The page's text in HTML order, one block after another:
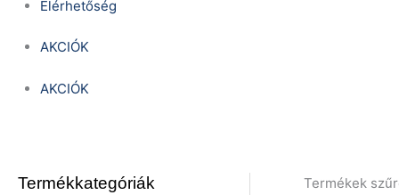
Elérhetőség
AKCIÓK
AKCIÓK
Termékkategóriák
Termékek